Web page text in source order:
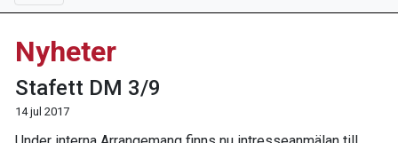
Nyheter
Stafett DM 3/9
14 jul 2017